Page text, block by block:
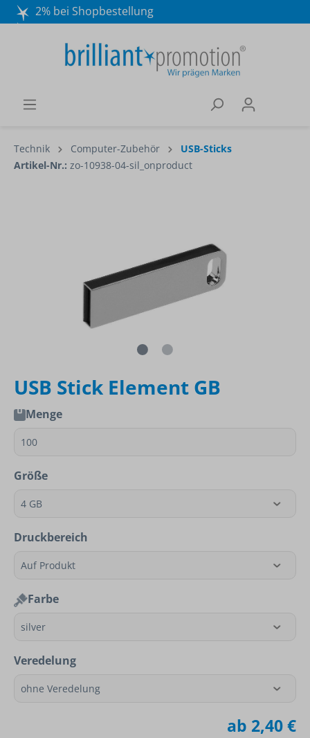
2% bei Shopbestellung
Wir beraten Sie gerne:
040 / 570 18 25 70
Technik Computer-Zubehör
USB-Sticks
Artikel-Nr.: zo-10938-04-sil_onproduct
USB Stick Element GB
Menge
Größe
Druckbereich
Farbe
Veredelung
ab 2,40 €